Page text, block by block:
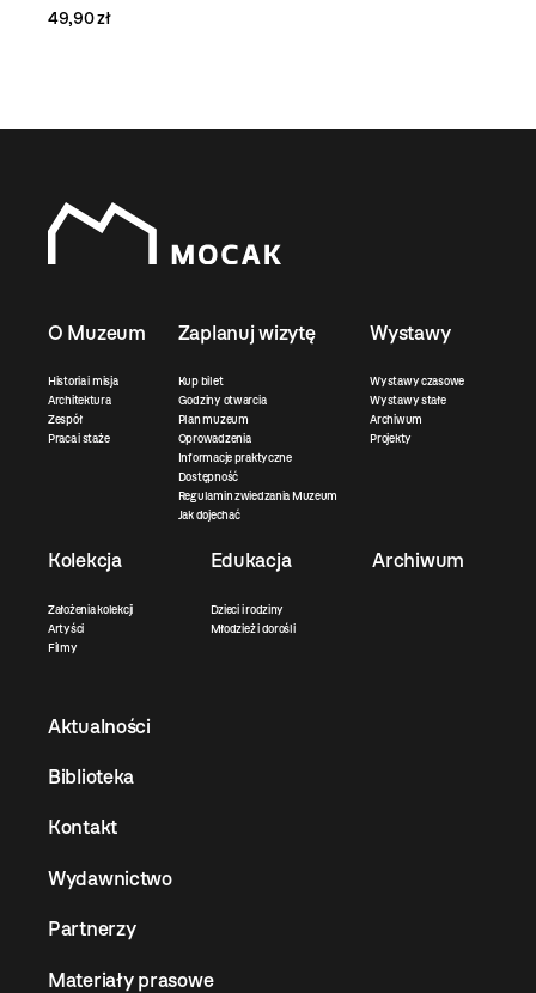
49,90 zł
O Muzeum
Historia i misja
Architektura
Zespół
Praca i staże
Zaplanuj wizytę
Kup bilet
Godziny otwarcia
Plan muzeum
Oprowadzenia
Informacje praktyczne
Dostępność
Regulamin zwiedzania Muzeum
Jak dojechać
Wystawy
Wystawy czasowe
Wystawy stałe
Archiwum
Projekty
Kolekcja
Założenia kolekcji
Artyści
Filmy
Edukacja
Dzieci i rodziny
Młodzież i dorośli
Archiwum
Aktualności
Biblioteka
Kontakt
Wydawnictwo
Partnerzy
Materiały prasowe